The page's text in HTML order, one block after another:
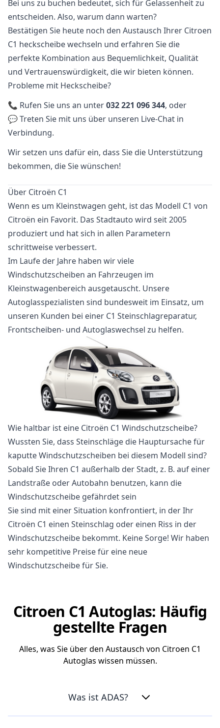
Bei uns zu buchen bedeutet, sich für Gelassenheit zu
entscheiden. Also, warum dann warten?
Bestätigen Sie heute noch den Austausch Ihrer Citroen
C1 heckscheibe wechseln und erfahren Sie die
perfekte Kombination aus Bequemlichkeit, Qualität
und Vertrauenswürdigkeit, die wir bieten können.
Probleme mit Heckscheibe?
📞 Rufen Sie uns an unter032 221 096 344, oder
💬 Treten Sie mit uns über unseren Live-Chat in
Verbindung.
Wir setzen uns dafür ein, dass Sie die Unterstützung
bekommen, die Sie wünschen!
Über Citroën C1
Wenn es um Kleinstwagen geht, ist das Modell C1 von
Citroën ein Favorit. Das Stadtauto wird seit 2005
produziert und hat sich in allen Parametern
schrittweise verbessert.
Im Laufe der Jahre haben wir viele
Windschutzscheiben an Fahrzeugen im
Kleinstwagenbereich ausgetauscht. Unsere
Autoglasspezialisten sind bundesweit im Einsatz, um
unseren Kunden bei einer C1 Steinschlagreparatur,
Frontscheiben- und Autoglaswechsel zu helfen.
Wie haltbar ist eine Citroën C1 Windschutzscheibe?
Wussten Sie, dass Steinschläge die Hauptursache für
kaputte Windschutzscheiben bei diesem Modell sind?
Sobald Sie Ihren C1 außerhalb der Stadt, z. B. auf einer
Landstraße oder Autobahn benutzen, kann die
Windschutzscheibe gefährdet sein
Sie sind mit einer Situation konfrontiert, in der Ihr
Citroën C1 einen Steinschlag oder einen Riss in der
Windschutzscheibe bekommt. Keine Sorge! Wir haben
sehr kompetitive Preise für eine neue
Windschutzscheibe für Sie.
Citroen C1 Autoglas: Häufig
gestellte Fragen
Alles, was Sie über den Austausch von Citroen C1
Autoglas wissen müssen.
Was ist ADAS?